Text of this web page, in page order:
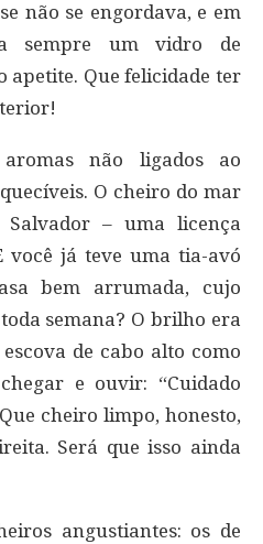
não se engordava, e em
sempre um vidro de
Que felicidade ter
não ligados ao
O cheiro do mar
– uma licença
você já teve uma tia-avó
bem arrumada, cujo
semana? O brilho era
de cabo alto como
e ouvir: “Cuidado
cheiro limpo, honesto,
Será que isso ainda
angustiantes: os de